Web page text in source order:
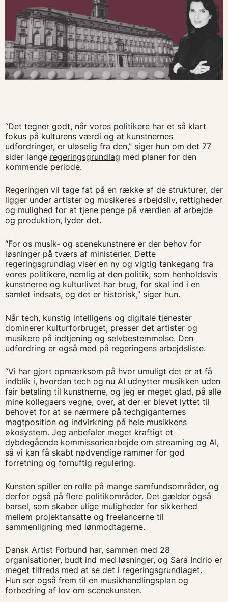
“Det tegner godt, når vores politikere har et så klart
fokus på kulturens værdi og at kunstnernes
udfordringer, er uløselig fra den,” siger hun om det 77
sider lange regeringsgrundlag med planer for den
kommende periode.
Regeringen vil tage fat på en række af de strukturer, der
ligger under artister og musikeres arbejdsliv, rettigheder
og mulighed for at tjene penge på værdien af arbejde
og produktion, lyder det.
“For os musik- og scenekunstnere er der behov for
løsninger på tværs af ministerier. Dette
regeringsgrundlag viser en ny og vigtig tankegang fra
vores politikere, nemlig at den politik, som henholdsvis
kunstnerne og kulturlivet har brug, for skal ind i en
samlet indsats, og det er historisk,” siger hun.
Når tech, kunstig intelligens og digitale tjenester
dominerer kulturforbruget, presser det artister og
musikere på indtjening og selvbestemmelse. Den
udfordring er også med på regeringens arbejdsliste.
“Vi har gjort opmærksom på hvor umuligt det er at få
indblik i, hvordan tech og nu AI udnytter musikken uden
fair betaling til kunstnerne, og jeg er meget glad, på alle
mine kollegaers vegne, over, at der er blevet lyttet til
behovet for at se nærmere på techgiganternes
magtposition og indvirkning på hele musikkens
økosystem. Jeg anbefaler meget kraftigt et
dybdegående kommissoriearbejde om streaming og AI,
så vi kan få skabt nødvendige rammer for god
forretning og fornuftig regulering.
Kunsten spiller en rolle på mange samfundsområder, og
derfor også på flere politikområder. Det gælder også
barsel, som skaber ulige muligheder for sikkerhed
mellem projektansatte og freelancerne til
sammenligning med lønmodtagerne.
Dansk Artist Forbund har, sammen med 28
organisationer, budt ind med løsninger, og Sara Indrio er
meget tilfreds med at se det i regeringsgrundlaget.
Hun ser også frem til en musikhandlingsplan og
forbedring af lov om scenekunsten.